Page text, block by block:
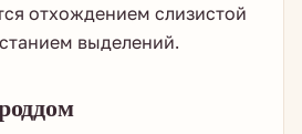
отхождением слизистой
выделений.